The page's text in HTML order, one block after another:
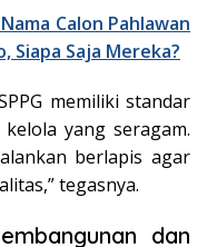
Calon Pahlawan
Siapa Saja Mereka?
memiliki standar
yang seragam.
berlapis agar
tegasnya.
dan